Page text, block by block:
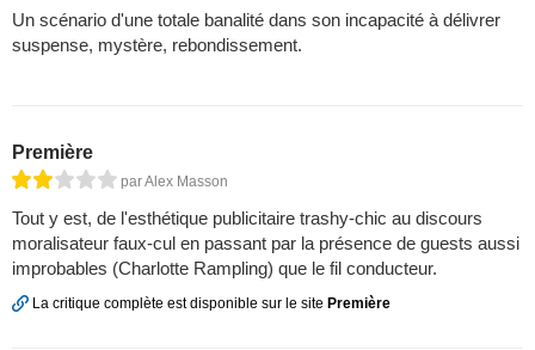
Un scénario d'une totale banalité dans son incapacité à délivrer
suspense, mystère, rebondissement.
Première
par Alex Masson
Tout y est, de l'esthétique publicitaire trashy-chic au discours
moralisateur faux-cul en passant par la présence de guests aussi
improbables (Charlotte Rampling) que le fil conducteur.
La critique complète est disponible sur le site Première